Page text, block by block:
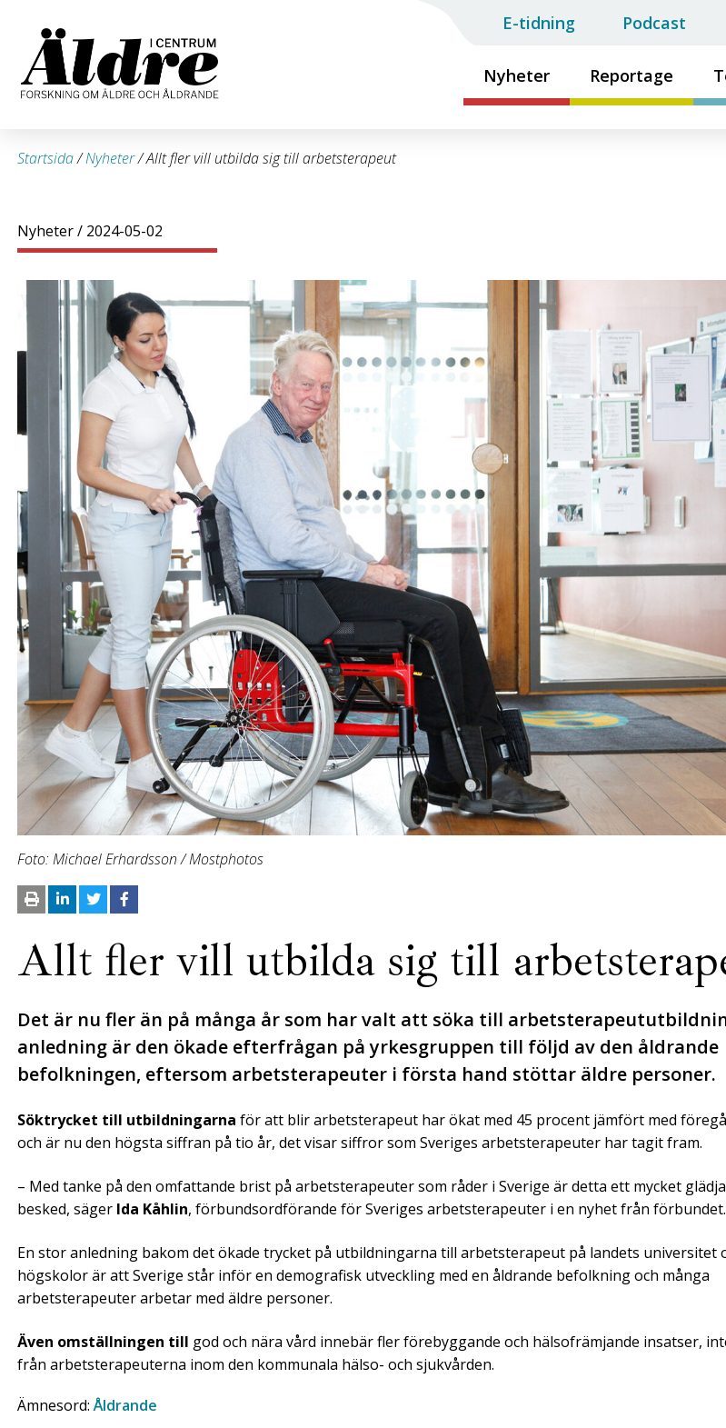
Nyheter Reportage
E-tidning Podcast
Startsida/Nyheter/Allt fler vill utbilda sig till arbetsterapeut
Nyheter/ 2024-05-02
Foto: Michael Erhardsson / Mostphotos
Allt fler vill utbilda sig till
Det är nu fler än på många år som har valt att söka till
anledning är den ökade efterfrågan på yrkesgruppen till följd av den åldrande
befolkningen, eftersom arbetsterapeuter i första hand stöttar äldre personer.
Söktrycket till utbildningarna för att blir arbetsterapeut har ökat med 45 procent jämfört med
och är nu den högsta siffran på tio år, det visar siffror som Sveriges arbetsterapeuter har tagit fram.
– Med tanke på den omfattande brist på arbetsterapeuter som råder i Sverige är detta ett mycket
besked, säger Ida Kåhlin, förbundsordförande för Sveriges arbetsterapeuter i en nyhet från förbundet.
En stor anledning bakom det ökade trycket på utbildningarna till arbetsterapeut på landets universitet
högskolor är att Sverige står inför en demografisk utveckling med en åldrande befolkning och många
arbetsterapeuter arbetar med äldre personer.
Även omställningen till god och nära vård innebär fler förebyggande och hälsofrämjande insatser,
från arbetsterapeuterna inom den kommunala hälso- och sjukvården.
Ämnesord:Åldrande